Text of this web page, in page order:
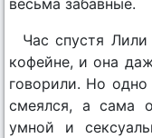
весьма забавные.
Час спустя
кофейне, и она
говорили. Но
смеялся, а сама
умной и